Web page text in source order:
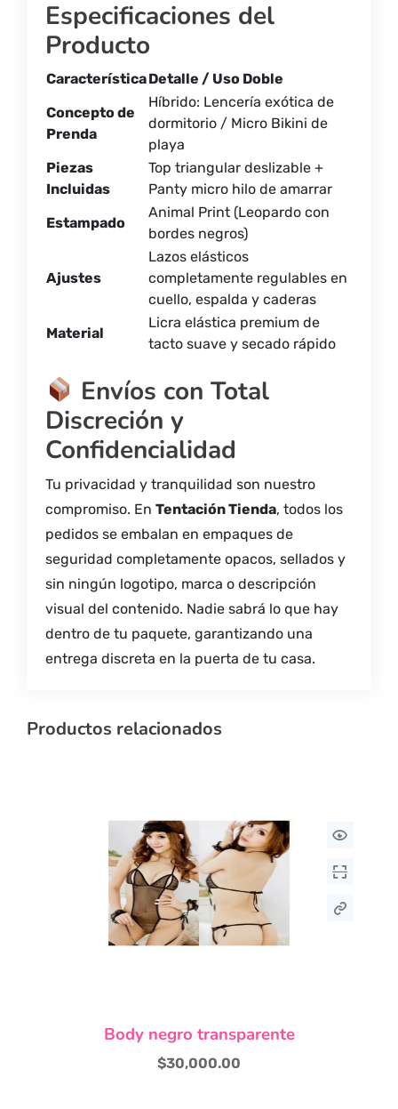
Especificaciones del
Producto
CaracterísticaDetalle / Uso Doble
Concepto de
Prenda
Híbrido: Lencería exótica de
dormitorio / Micro Bikini de
playa
Piezas
Incluidas
Top triangular deslizable +
Panty micro hilo de amarrar
Estampado
Animal Print (Leopardo con
bordes negros)
Ajustes
Lazos elásticos
completamente regulables en
cuello, espalda y caderas
Material
Licra elástica premium de
tacto suave y secado rápido
Envíos con Total
Discreción y
Confidencialidad
Tu privacidad y tranquilidad son nuestro
compromiso. En Tentación Tienda, todos los
pedidos se embalan en empaques de
seguridad completamente opacos, sellados y
sin ningún logotipo, marca o descripción
visual del contenido. Nadie sabrá lo que hay
dentro de tu paquete, garantizando una
entrega discreta en la puerta de tu casa.
Productos relacionados
Body negro transparente
$30,000.00